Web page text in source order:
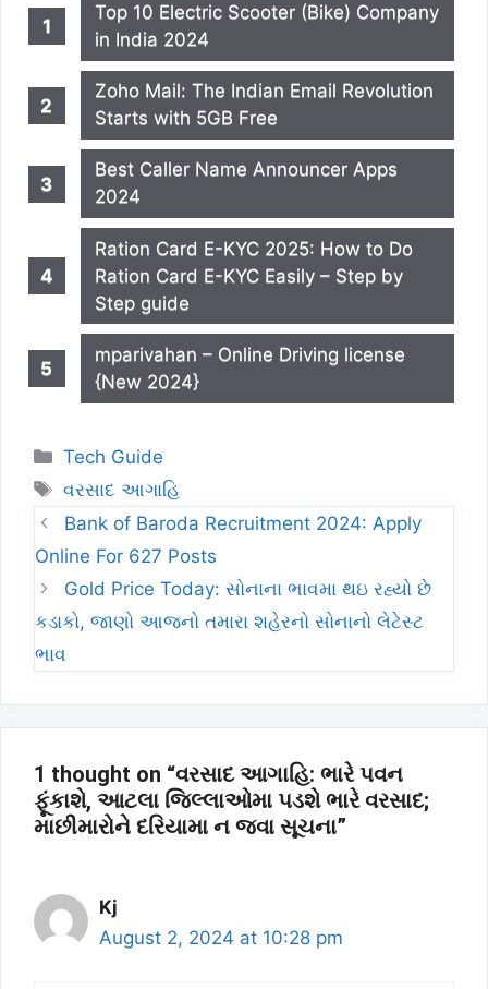
Top 10 Electric Scooter (Bike) Company
in India 2024
Zoho Mail: The Indian Email Revolution
Starts with 5GB Free
Best Caller Name Announcer Apps
2024
Ration Card E-KYC 2025: How to Do
Ration Card E-KYC Easily – Step by
Step guide
mparivahan – Online Driving license
{New 2024}
Categories
Tech Guide
Tags
વરસાદ આગાહિ
Bank of Baroda Recruitment 2024: Apply
Online For 627 Posts
Gold Price Today: સોનાના ભાવમા થઇ રહ્યો છે
કડાકો, જાણો આજનો તમારા શહેરનો સોનાનો લેટેસ્ટ
ભાવ
1 thought on “વરસાદ આગાહિ: ભારે પવન
ફૂંકાશે, આટલા જિલ્લાઓમા પડશે ભારે વરસાદ;
માછીમારોને દરિયામા ન જવા સૂચના”
Kj
August 2, 2024 at 10:28 pm